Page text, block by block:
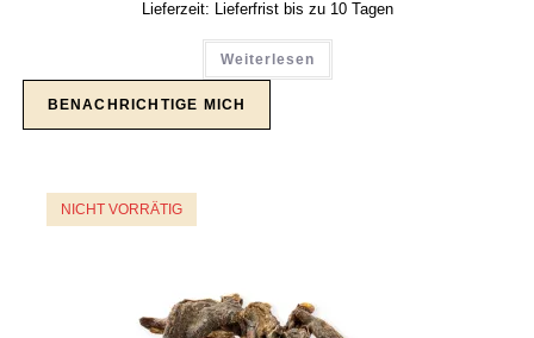
Lieferzeit: Lieferfrist bis zu 10 Tagen
Weiterlesen
NICHT VORRÄTIG